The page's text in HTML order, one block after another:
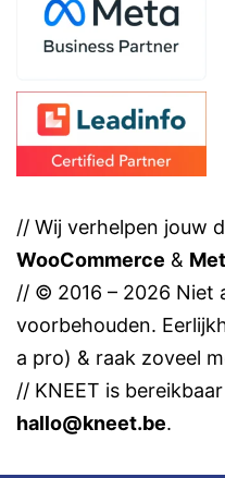
// Wij verhelpen jouw
WooCommerce &
// © 2016 – 2026 Niet
voorbehouden.
a pro) & raak zoveel
// KNEET is
hallo@kneet.be.